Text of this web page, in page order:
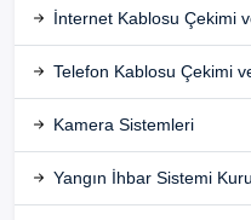
İnternet Kablosu Çekimi
Telefon Kablosu Çekimi
Kamera Sistemleri
Yangın İhbar Sistemi